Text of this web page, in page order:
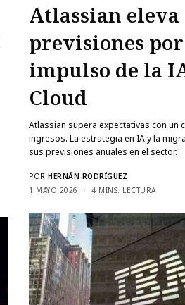
Atlassian eleva
previsiones
impulso de la
Cloud
Atlassian supera expectativas con un
ingresos. La estrategia en IA y la
sus previsiones anuales en el sector.
POR HERNÁN RODRÍGUEZ
1 MAYO 2026
4 MINS. LECTURA